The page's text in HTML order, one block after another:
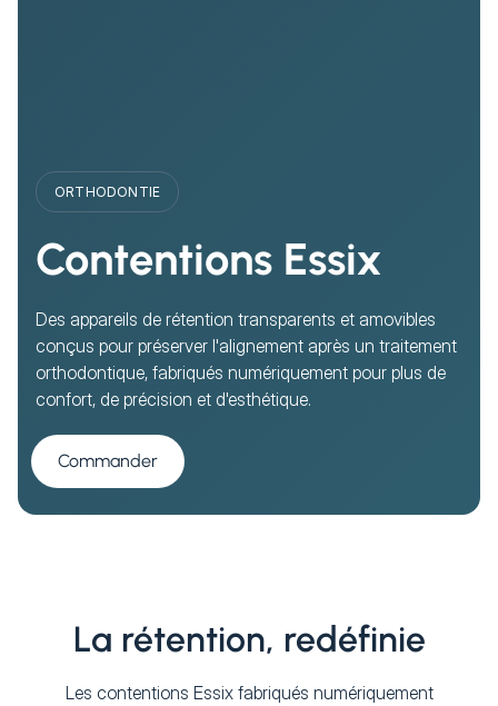
ORTHODONTIE
Contentions Essix
Des appareils de rétention transparents et amovibles
conçus pour préserver l'alignement après un traitement
orthodontique, fabriqués numériquement pour plus de
confort, de précision et d'esthétique.
Commander
La rétention, redéfinie
Les contentions Essix fabriqués numériquement